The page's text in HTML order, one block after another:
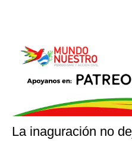
La inaguración no